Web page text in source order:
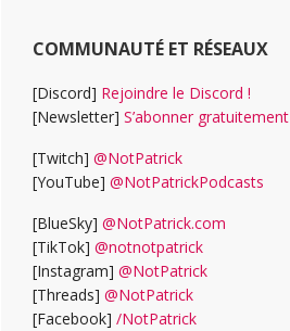
COMMUNAUTÉ ET RÉSEAUX
[Discord] Rejoindre le Discord !
[Newsletter] S’abonner gratuitement
[Twitch] @NotPatrick
[YouTube] @NotPatrickPodcasts
[BlueSky] @NotPatrick.com
[TikTok] @notnotpatrick
[Instagram] @NotPatrick
[Threads] @NotPatrick
[Facebook] /NotPatrick